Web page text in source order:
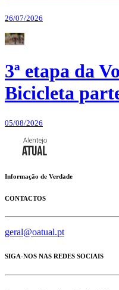
26/07/2026
3ª etapa da
Bicicleta
05/08/2026
Informação de Verdade
CONTACTOS
geral@oatual.pt
SIGA-NOS NAS REDES SOCIAIS